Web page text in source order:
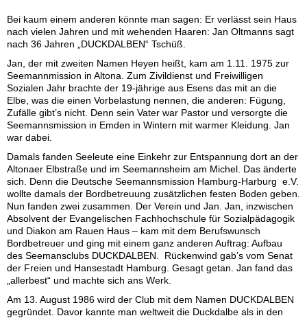
Bei kaum einem anderen könnte man sagen: Er verlässt sein Haus
nach vielen Jahren und mit wehenden Haaren: Jan Oltmanns sagt
nach 36 Jahren „DUCKDALBEN“ Tschüß.
Jan, der mit zweiten Namen Heyen heißt, kam am 1.11. 1975 zur
Seemannmission in Altona. Zum Zivildienst und Freiwilligen
Sozialen Jahr brachte der 19-jährige aus Esens das mit an die
Elbe, was die einen Vorbelastung nennen, die anderen: Fügung,
Zufälle gibt’s nicht. Denn sein Vater war Pastor und versorgte die
Seemannsmission in Emden in Wintern mit warmer Kleidung. Jan
war dabei.
Damals fanden Seeleute eine Einkehr zur Entspannung dort an der
Altonaer Elbstraße und im Seemannsheim am Michel. Das änderte
sich. Denn die Deutsche Seemannsmission Hamburg-Harburg e.V.
wollte damals der Bordbetreuung zusätzlichen festen Boden geben.
Nun fanden zwei zusammen. Der Verein und Jan. Jan, inzwischen
Absolvent der Evangelischen Fachhochschule für Sozialpädagogik
und Diakon am Rauen Haus – kam mit dem Berufswunsch
Bordbetreuer und ging mit einem ganz anderen Auftrag: Aufbau
des Seemansclubs DUCKDALBEN. Rückenwind gab’s vom Senat
der Freien und Hansestadt Hamburg. Gesagt getan. Jan fand das
„allerbest“ und machte sich ans Werk.
Am 13. August 1986 wird der Club mit dem Namen DUCKDALBEN
gegründet. Davor kannte man weltweit die Duckdalbe als in den